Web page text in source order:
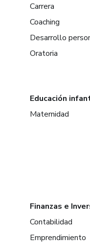
Carrera
Coaching
Desarrollo
Oratoria
Educación
Maternidad
Finanzas e
Contabilidad
Emprendimiento